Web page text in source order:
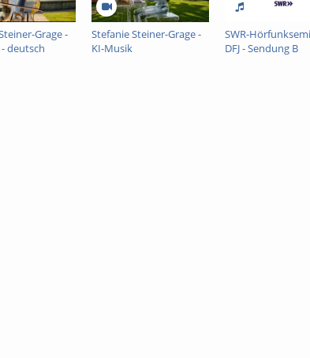
Grage -
deutsch
Stefanie Steiner-Grage -
KI-Musik
SWR-
DFJ - Sendung B